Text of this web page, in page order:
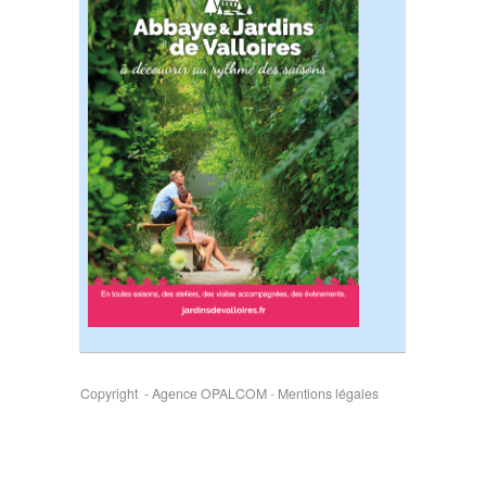
Copyright - Agence OPALCOM- Mentions légales